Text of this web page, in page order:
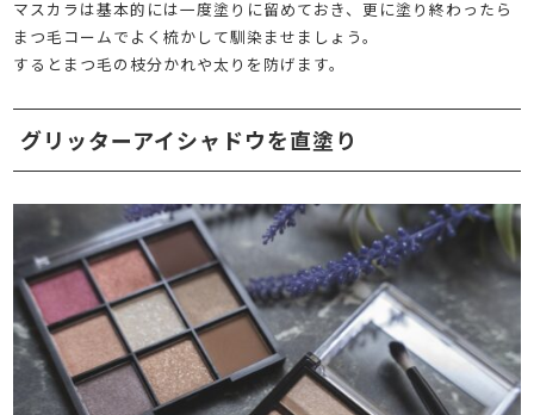
マスカラは基本的には一度塗りに留めておき、更に塗り終わったら
まつ毛コームでよく梳かして馴染ませましょう。
するとまつ毛の枝分かれや太りを防げます。
グリッターアイシャドウを直塗り